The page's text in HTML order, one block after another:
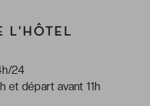
L'HÔTEL
24
et départ avant 11h